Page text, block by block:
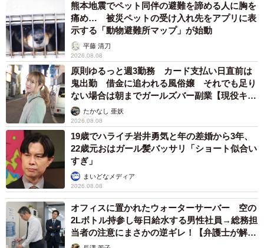
今月保育園で誕生日会とかクリスマス会もあるし先月熱で
楽しみにしてた遠足行けなかったの可哀想だから、体調崩
さないようにめちゃ気を付けて過ごしてたのに昨日1晩任せ
たら寝室の暖房も加湿器も入れないで寝かせて、娘が熱。
誕生日会だったのに。仕事休むのも私。
— ｶﾐｷ柊子☺︎︎3yᵃⁿᵈ1y (@LvezPktb0l)
熊本地震でペット同伴の避難を諦める人に胸を
痛め… 被災ペットの受け入れ先をアプリに表
示する「動物避難所マップ」が始動
平藤 清刀
2026.08.08
原則ゆるっと週3勤務 カード支払い日直前は
鬼出勤 借金に追われる風俗嬢 それでも足り
ない場合は朝までガールズバー副業【現役キャ
ストに取材】
たかなし 亜妖
2026.08.08
19歳でハライチ岩井勇気と年の差婚から3年、
22歳元おはガール髪バッサリ「ショート似合い
すぎ」
まいどなメディア
2026.08.08
オフィスに置かれたウォーターサーバー 空の
2Lボトル持参し毎日給水する男性社員→総務担
当者の注意にまさかの逆ギレ！【弁護士が解
説】